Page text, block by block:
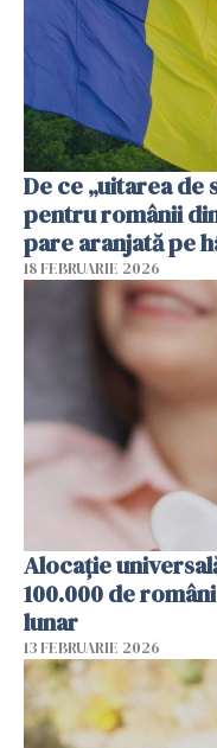
De ce „uitarea de
pentru românii
pare aranjată pe
18 FEBRUARIE 2026
Alocație
100.000 de
lunar
13 FEBRUARIE 2026